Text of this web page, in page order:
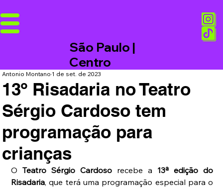
São Paulo |
Centro
13º Risadaria no Teatro
Sérgio Cardoso tem
programação para
crianças
Antonio Montano1 de set. de 2023
O Teatro Sérgio Cardoso recebe a 13ª edição do
Risadaria, que terá uma programação especial para o